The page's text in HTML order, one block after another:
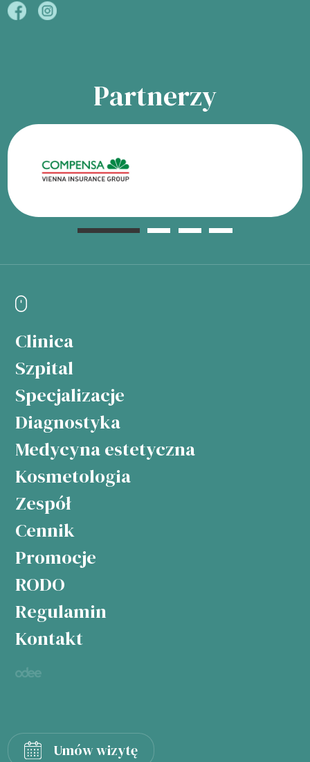
Umów wizytę
Partnerzy
Clinica
Szpital
Specjalizacje
Diagnostyka
Medycyna estetyczna
Kosmetologia
Zespół
Cennik
Promocje
RODO
Regulamin
Kontakt